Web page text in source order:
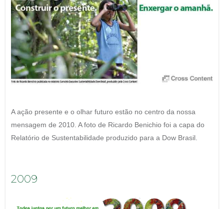
A ação presente e o olhar futuro estão no centro da nossa
mensagem de 2010. A foto de Ricardo Benichio foi a capa do
Relatório de Sustentabilidade produzido para a Dow Brasil.
2009